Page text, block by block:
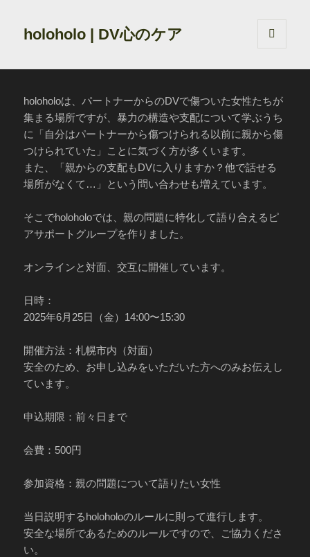
holoholo | DV心のケア
ーとウ
holoholoは、パートナーからのDVで傷ついた女性たちが
集まる場所ですが、暴力の構造や支配について学ぶうち
に「自分はパートナーから傷つけられる以前に親から傷
つけられていた」ことに気づく方が多くいます。
また、「親からの支配もDVに入りますか？他で話せる
場所がなくて…」という問い合わせも増えています。
そこでholoholoでは、親の問題に特化して語り合えるピ
アサポートグループを作りました。
オンラインと対面、交互に開催しています。
日時：
2025年6月25日（金）14:00〜15:30
開催方法：札幌市内（対面）
安全のため、お申し込みをいただいた方へのみお伝えし
ています。
申込期限：前々日まで
会費：500円
参加資格：親の問題について語りたい女性
当日説明するholoholoのルールに則って進行します。
安全な場所であるためのルールですので、ご協力くださ
い。